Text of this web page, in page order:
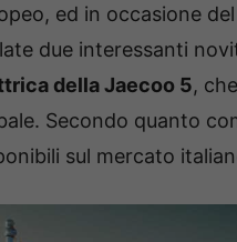
ed in occasione
due interessanti
della Jaecoo 5,
Secondo quanto
sul mercato